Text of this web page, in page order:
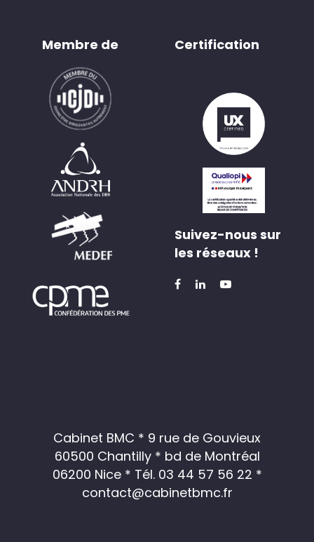
Membre de Certification
Suivez-nous sur
les réseaux !
Cabinet BMC * 9 rue de Gouvieux
60500 Chantilly * bd de Montréal
06200 Nice * Tél. 03 44 57 56 22 *
contact@cabinetbmc.fr